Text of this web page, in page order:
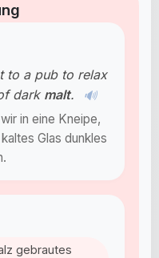
to a pub to relax
dark malt. 🔊
in eine Kneipe,
Glas dunkles
gebrautes